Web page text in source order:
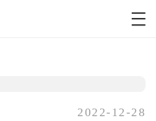
2022-12-28